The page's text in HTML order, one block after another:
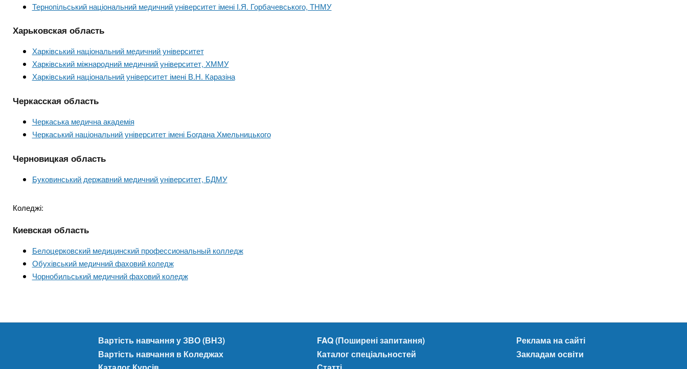
Тернопільський національний медичний університет імені І.Я. Горбачевського, ТНМУ
Харьковская область
Харківський національний медичний університет
Харківський міжнародний медичний університет, ХММУ
Харківський національний університет імені В.Н. Каразіна
Черкасская область
Черкаська медична академія
Черкаський національний університет імені Богдана Хмельницького
Черновицкая область
Буковинський державний медичний університет, БДМУ
Коледжі:
Киевская область
Белоцерковский медицинский профессиональный колледж
Обухівський медичний фаховий коледж
Чорнобильський медичний фаховий коледж
Вартість навчання у ЗВО (ВНЗ)
Вартість навчання в Коледжах
FAQ (Поширені запитання)
Каталог спеціальностей
Реклама на сайті
Закладам освіти